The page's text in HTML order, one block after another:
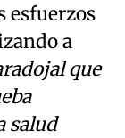
esfuerzos
a
que
salud